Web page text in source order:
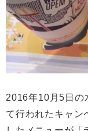
2016年10月5日の
て行われたキャン